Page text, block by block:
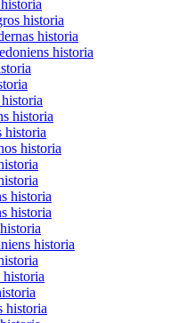
historia
historia
historia
historia
historia
historia
historia
historia
historia
historia